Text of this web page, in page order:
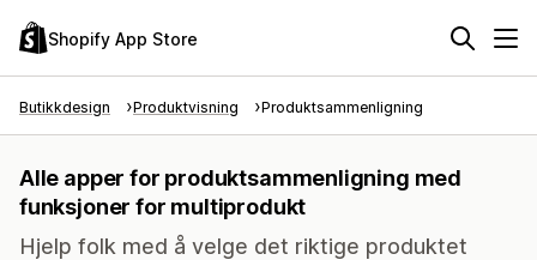
Shopify App Store
Butikkdesign Produktvisning Produktsammenligning
Alle apper for produktsammenligning med
funksjoner for multiprodukt
Hjelp folk med å velge det riktige produktet